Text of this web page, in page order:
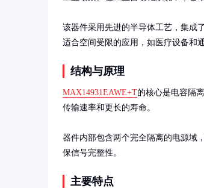
该器件采用先进的半导体工艺，集成
适合空间受限的应用，如医疗设备和
结构与原理
MAX14931EAWE+T的核心是电容隔
传输速率和更长的寿命。
器件内部包含两个完全隔离的电源域
保信号完整性。
主要特点